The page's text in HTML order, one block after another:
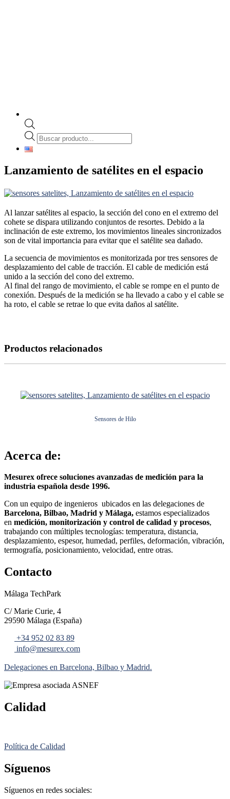
Búsqueda
de
Lanzamiento de satélites en el espacio
Al lanzar satélites al espacio, la sección del cono en el extremo del
cohete se dispara utilizando conjuntos de resortes. Debido a la
inclinación de este extremo, los movimientos lineales sincronizados
son de vital importancia para evitar que el satélite sea dañado.
La secuencia de movimientos es monitorizada por tres sensores de
desplazamiento del cable de tracción. El cable de medición está
unido a la sección del cono del extremo.
Al final del rango de movimiento, el cable se rompe en el punto de
conexión. Después de la medición se ha llevado a cabo y el cable se
ha roto, el cable se retrae lo que evita daños al satélite.
Productos relacionados
Sensores de Hilo
Acerca de:
Mesurex ofrece soluciones avanzadas de medición para la
industria española desde 1996.
Con un equipo de ingenieros ubicados en las delegaciones de
Barcelona, Bilbao, Madrid y Málaga, estamos especializados
en medición, monitorización y control de calidad y procesos,
trabajando con múltiples tecnologías: temperatura, distancia,
desplazamiento, espesor, humedad, perfiles, deformación, vibración,
termografía, posicionamiento, velocidad, entre otras.
Contacto
Málaga TechPark
C/ Marie Curie, 4
29590 Málaga (España)
+34 952 02 83 89
info@mesurex.com
Delegaciones en Barcelona, Bilbao y Madrid.
Calidad
Política de Calidad
Síguenos
Síguenos en redes sociales: